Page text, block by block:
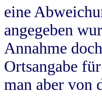
eine
angegeben
Annahme
Ortsangabe
man aber von